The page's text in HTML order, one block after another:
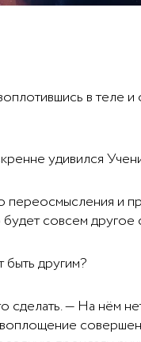
в теле
удивился
переосмысления и
совсем
другим?
сделать. — На нём